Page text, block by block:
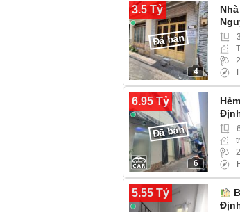
3.5 Tỷ
4
Đã bán
6.95 Tỷ
6
Đã bán
5.55 Tỷ